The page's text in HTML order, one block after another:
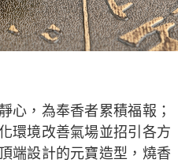
心，為奉香者累積福報；
環境改善氣場並招引各方
端設計的元寶造型，燒香